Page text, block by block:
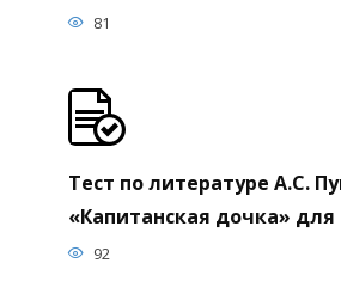
81
Тест по литературе А.С.
«Капитанская дочка» для
92